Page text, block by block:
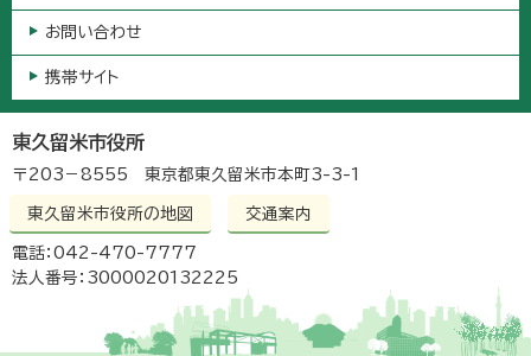
お問い合わせ
携帯サイト
東久留米市役所
〒203－8555 東京都東久留米市本町3-3-1
東久留米市役所の地図 交通案内
電話：042-470-7777
法人番号：3000020132225